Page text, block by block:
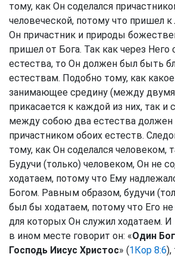
тому, как Он соделался
человеческой, потому что пришел
Он причастник и природы
пришел от Бога. Так как через Него
естества, то Он должен был быть
естествам. Подобно тому, как
занимающее средину (между
прикасается к каждой из них, так
между собою два естества
причастником обоих естеств.
тому, как Он соделался человеком,
Будучи (только) человеком, Он не
ходатаем, потому что Ему
Богом. Равным образом, будучи
был бы ходатаем, потому что Его
для которых Он служил ходатаем. И
в ином месте говорит он: «Один
Господь Иисус Христос» (1Кор 8:6),